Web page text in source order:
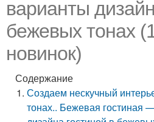
варианты
бежевых тонах
новинок)
Содержание
Создаем нескучный
тонах.. Бежевая гостиная